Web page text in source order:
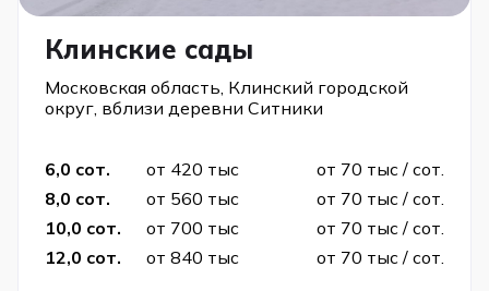
Клинские сады
Московская область, Клинский городской
округ, вблизи деревни Ситники
6,0 сот. от 420 тыс
от 70 тыс / сот.
8,0 сот.
от 560 тыс
от 70 тыс / сот.
10,0 сот.
от 700 тыс
от 70 тыс / сот.
12,0 сот.
от 840 тыс от 70 тыс / сот.